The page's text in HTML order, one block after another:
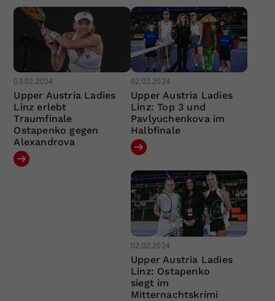
03.02.2024
Upper Austria Ladies
Linz erlebt
Traumfinale
Ostapenko gegen
Alexandrova
02.02.2024
Upper Austria Ladies
Linz: Top 3 und
Pavlyuchenkova im
Halbfinale
02.02.2024
Upper Austria Ladies
Linz: Ostapenko
siegt im
Mitternachtskrimi